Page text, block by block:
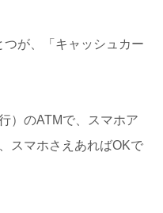
が、「キャッシュカー
）のATMで、スマホア
スマホさえあればOKで